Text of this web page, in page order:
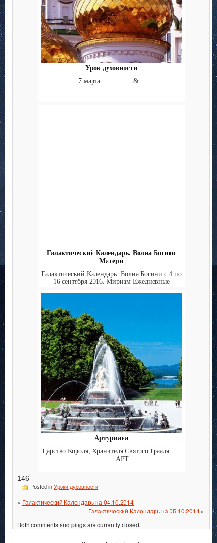
Урок духовности
7 марта &...
Галактический Календарь. Волна Богини
Матери
Галактический Календарь. Волна Богини с 4 по
16 сентября 2016. Мириам Ежедневные
публикации в это...
Артуриана
Царство Короля, Хранителя Святого Грааля .
. . . . . . . АРТ...
146
Posted in Уроки духовности
« Галактический Календарь на 04.10.2014
Галактический Календарь на 05.10.2014 »
Both comments and pings are currently closed.